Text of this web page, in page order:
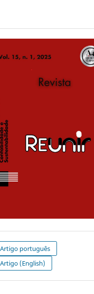
Artigo português
Artigo (English)